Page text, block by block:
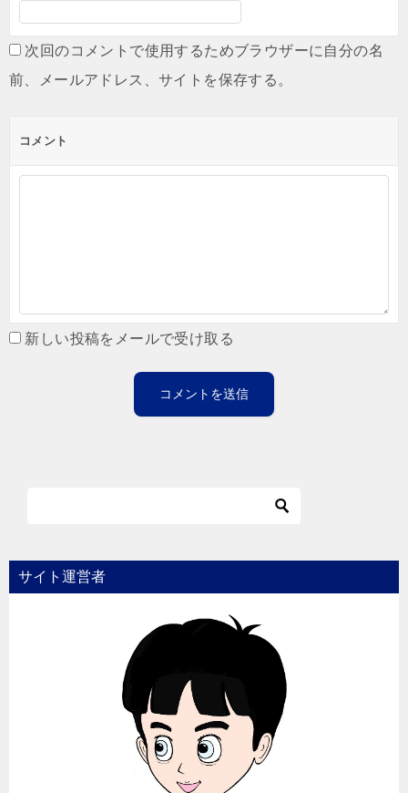
次回のコメントで使用するためブラウザーに自分の名
前、メールアドレス、サイトを保存する。
コメント
新しい投稿をメールで受け取る
サイト運営者